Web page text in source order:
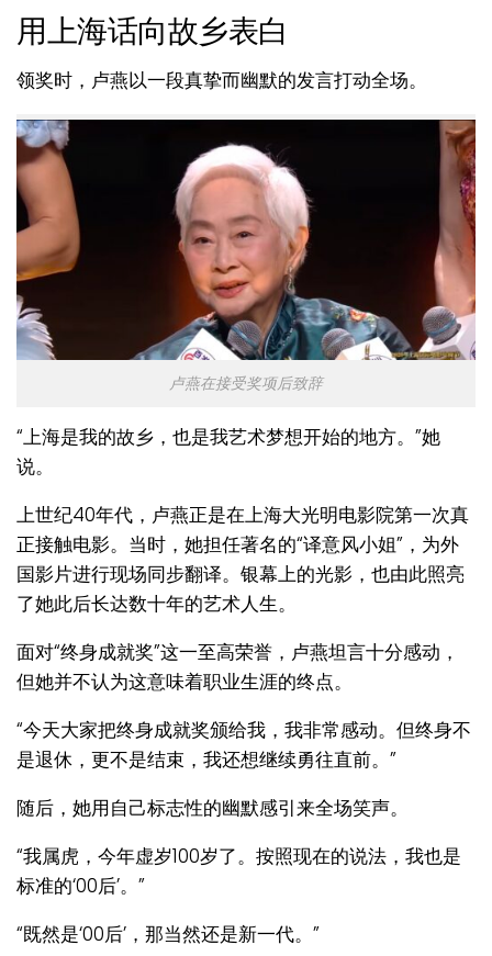
用上海话向故乡表白
领奖时，卢燕以一段真挚而幽默的发言打动全场。
卢燕在接受奖项后致辞
“上海是我的故乡，也是我艺术梦想开始的地方。”她
说。
上世纪40年代，卢燕正是在上海大光明电影院第一次真
正接触电影。当时，她担任著名的“译意风小姐”，为外
国影片进行现场同步翻译。银幕上的光影，也由此照亮
了她此后长达数十年的艺术人生。
面对“终身成就奖”这一至高荣誉，卢燕坦言十分感动，
但她并不认为这意味着职业生涯的终点。
“今天大家把终身成就奖颁给我，我非常感动。但终身不
是退休，更不是结束，我还想继续勇往直前。”
随后，她用自己标志性的幽默感引来全场笑声。
“我属虎，今年虚岁100岁了。按照现在的说法，我也是
标准的‘00后’。”
“既然是‘00后’，那当然还是新一代。”